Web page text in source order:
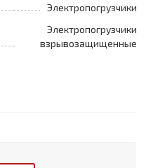
Электропогрузчики
Электропогрузчики
взрывозащищенные